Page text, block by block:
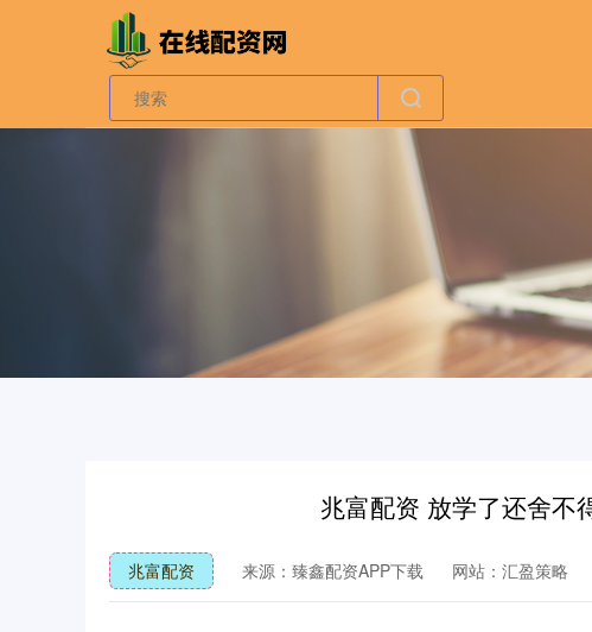
兆富配资 放学了还舍不
兆富配资 来源：臻鑫配资APP下载 网站：汇盈策略